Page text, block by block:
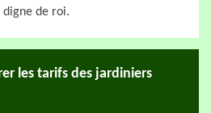
de roi.
les tarifs des jardiniers